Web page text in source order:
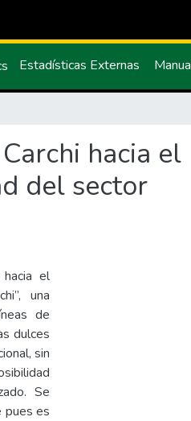
Estadísticas Externas
hacia el
del sector
el
una
de
dulces
sin
Se
pues es